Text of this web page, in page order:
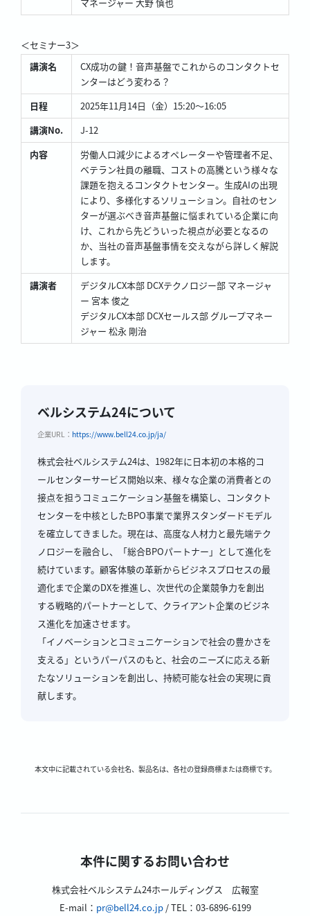
＜セミナー3＞
講演名
CX成功の鍵！音声基盤でこれからのコンタクトセ
ンターはどう変わる？
日程
2025年11月14日（金）15:20～16:05
講演No.
J-12
内容
労働人口減少によるオペレーターや管理者不足、
ベテラン社員の離職、コストの高騰という様々な
課題を抱えるコンタクトセンター。生成AIの出現
により、多様化するソリューション。自社のセン
ターが選ぶべき音声基盤に悩まれている企業に向
け、これから先どういった視点が必要となるの
か、当社の音声基盤事情を交えながら詳しく解説
します。
講演者
デジタルCX本部 DCXテクノロジー部 マネージャ
ー 宮本 俊之
デジタルCX本部 DCXセールス部 グループマネー
ジャー 松永 剛治
ベルシステム24について
企業URL： https://www.bell24.co.jp/ja/
株式会社ベルシステム24は、1982年に日本初の本格的コ
ールセンターサービス開始以来、様々な企業の消費者との
接点を担うコミュニケーション基盤を構築し、コンタクト
センターを中核としたBPO事業で業界スタンダードモデル
を確立してきました。現在は、高度な人材力と最先端テク
ノロジーを融合し、「総合BPOパートナー」として進化を
続けています。顧客体験の革新からビジネスプロセスの最
適化まで企業のDXを推進し、次世代の企業競争力を創出
する戦略的パートナーとして、クライアント企業のビジネ
ス進化を加速させます。
「イノベーションとコミュニケーションで社会の豊かさを
支える」というパーパスのもと、社会のニーズに応える新
たなソリューションを創出し、持続可能な社会の実現に貢
献します。
本文中に記載されている会社名、製品名は、各社の登録商標または商標です。
本件に関するお問い合わせ
株式会社ベルシステム24ホールディングス 広報室
E-mail： pr@bell24.co.jp/ TEL：03-6896-6199